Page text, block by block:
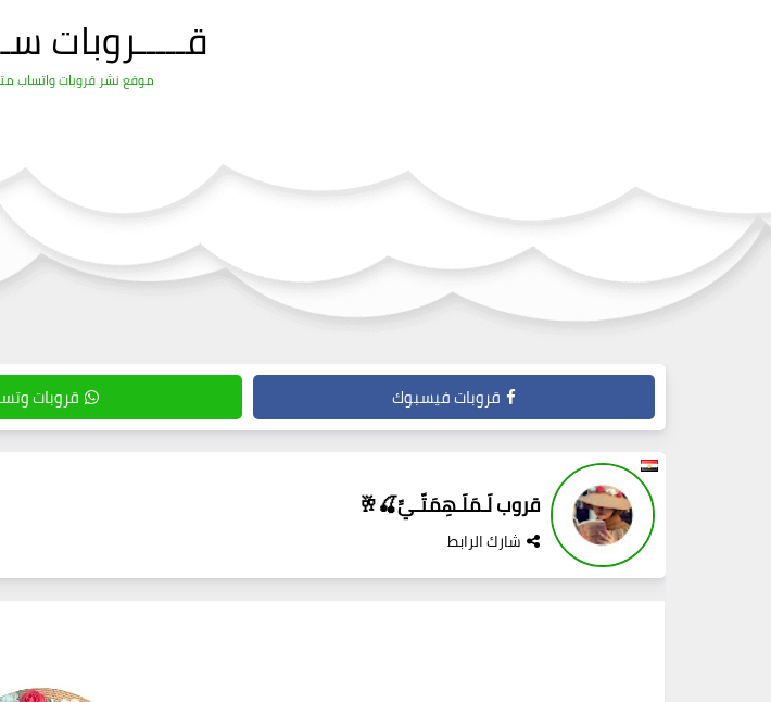
قـــــروبات
موقع نشر قروبات واتساب
قروبات فيسبوك قروبات
قروب لَـمَلَـهِمَتّـيِّ🍒🥂
شارك الرابط